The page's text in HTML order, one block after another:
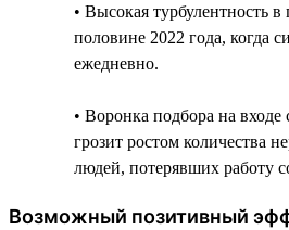
• Высокая турбулентность
половине 2022 года, когда
ежедневно.
• Воронка подбора на
грозит ростом количества
людей, потерявших работу
Возможный позитивный